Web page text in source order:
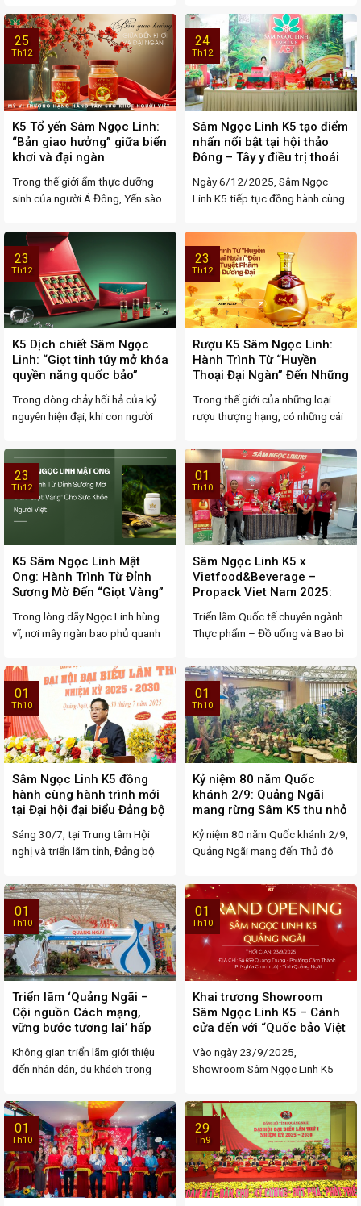
K5 Tổ yến Sâm Ngọc Linh:
“Bản giao hưởng” giữa biển
khơi và đại ngàn
Trong thế giới ẩm thực dưỡng
sinh của người Á Đông, Yến sào
25
Th12
Sâm Ngọc Linh K5 tạo điểm
nhấn nổi bật tại hội thảo
Đông – Tây y điều trị thoái
Ngày 6/12/2025, Sâm Ngọc
Linh K5 tiếp tục đồng hành cùng
24
Th12
K5 Dịch chiết Sâm Ngọc
Linh: “Giọt tinh túy mở khóa
quyền năng quốc bảo”
Trong dòng chảy hối hả của kỷ
nguyên hiện đại, khi con người
23
Th12
Rượu K5 Sâm Ngọc Linh:
Hành Trình Từ “Huyền
Thoại Đại Ngàn” Đến Những
Tuyệt Phẩm Mỹ Tửu Đương
Đại
Trong thế giới của những loại
rượu thượng hạng, có những cái
23
Th12
K5 Sâm Ngọc Linh Mật
Ong: Hành Trình Từ Đỉnh
Sương Mờ Đến “Giọt Vàng”
Trong lòng dãy Ngọc Linh hùng
vĩ, nơi mây ngàn bao phủ quanh
23
Th12
Sâm Ngọc Linh K5 x
Vietfood&Beverage –
Propack Viet Nam 2025:
Nơi hội tụ tinh hoa trong
ngành F&B Việt Nam
Triển lãm Quốc tế chuyên ngành
Thực phẩm – Đồ uống và Bao bì
01
Th10
Sâm Ngọc Linh K5 đồng
hành cùng hành trình mới
tại Đại hội đại biểu Đảng bộ
Sáng 30/7, tại Trung tâm Hội
nghị và triển lãm tỉnh, Đảng bộ
01
Th10
Kỷ niệm 80 năm Quốc
khánh 2/9: Quảng Ngãi
mang rừng Sâm K5 thu nhỏ
và chế phẩm Sâm Ngọc
Linh ra Thủ đô
Kỷ niệm 80 năm Quốc khánh 2/9,
Quảng Ngãi mang đến Thủ đô
01
Th10
Triển lãm ‘Quảng Ngãi –
Cội nguồn Cách mạng,
vững bước tương lai’ hấp
dẫn du khách
Không gian triển lãm giới thiệu
đến nhân dân, du khách trong
01
Th10
Khai trương Showroom
Sâm Ngọc Linh K5 – Cánh
cửa đến với “Quốc bảo Việt
Vào ngày 23/9/2025,
Showroom Sâm Ngọc Linh K5
...
01
Th10
01
Th10
29
Th9